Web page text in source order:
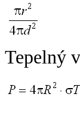
Tepelný